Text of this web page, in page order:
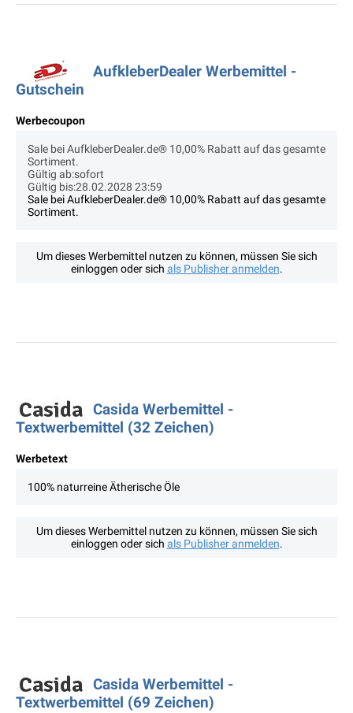
AufkleberDealer Werbemittel -
Gutschein
Werbecoupon
Sale bei AufkleberDealer.de® 10,00% Rabatt auf das gesamte
Sortiment.
Gültig ab:sofort
Gültig bis:28.02.2028 23:59
Sale bei AufkleberDealer.de® 10,00% Rabatt auf das gesamte
Sortiment.
Um dieses Werbemittel nutzen zu können, müssen Sie sich
einloggen oder sich als Publisher anmelden.
Casida Werbemittel -
Textwerbemittel (32 Zeichen)
Werbetext
100% naturreine Ätherische Öle
Um dieses Werbemittel nutzen zu können, müssen Sie sich
einloggen oder sich als Publisher anmelden.
Casida Werbemittel -
Textwerbemittel (69 Zeichen)